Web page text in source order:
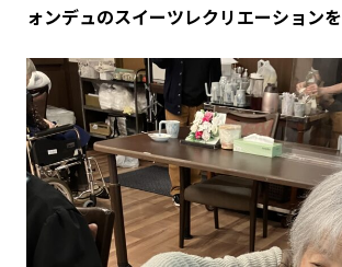
ォンデュのスイーツレクリエーションを